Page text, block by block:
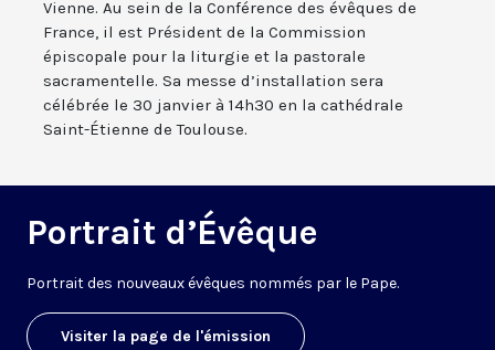
Vienne. Au sein de la Conférence des évêques de
France, il est Président de la Commission
épiscopale pour la liturgie et la pastorale
sacramentelle. Sa messe d’installation sera
célébrée le 30 janvier à 14h30 en la cathédrale
Saint-Étienne de Toulouse.
Portrait d’Évêque
Portrait des nouveaux évêques nommés par le Pape.
Visiter la page de l'émission